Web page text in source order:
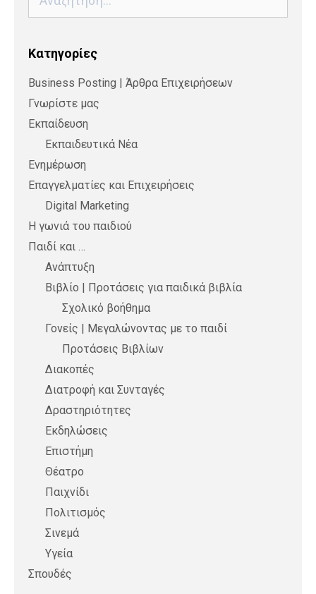
για:
Kατηγορίες
Business Posting | Άρθρα Επιχειρήσεων
Γνωρίστε μας
Εκπαίδευση
Εκπαιδευτικά Νέα
Ενημέρωση
Επαγγελματίες και Επιχειρήσεις
Digital Marketing
Η γωνιά του παιδιού
Παιδί και …
Ανάπτυξη
Βιβλίο | Προτάσεις για παιδικά βιβλία
Σχολικό βοήθημα
Γονείς | Μεγαλώνοντας με το παιδί
Προτάσεις Βιβλίων
Διακοπές
Διατροφή και Συνταγές
Δραστηριότητες
Εκδηλώσεις
Επιστήμη
Θέατρο
Παιχνίδι
Πολιτισμός
Σινεμά
Υγεία
Σπουδές